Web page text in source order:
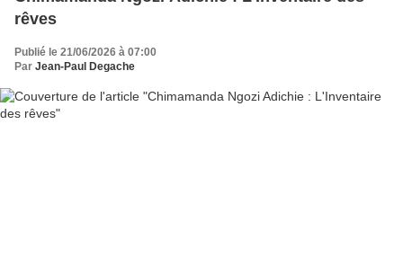
rêves
Publié le 21/06/2026 à 07:00
Par Jean-Paul Degache